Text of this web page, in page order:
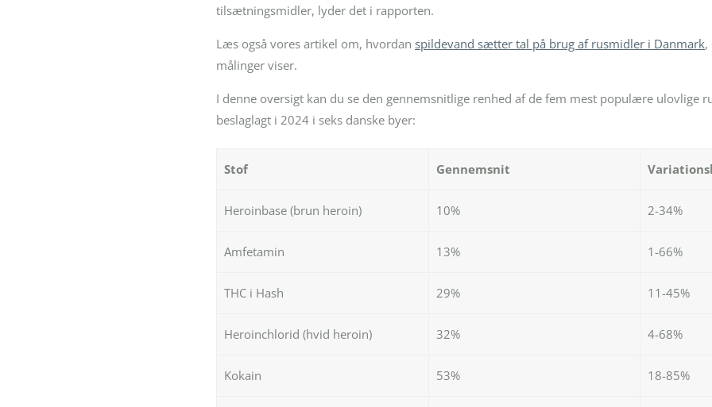
tilsætningsmidler, lyder det i rapporten.
Læs også vores artikel om, hvordan spildevand sætter tal på brug af rusmidler i Danmark,
målinger viser.
I denne oversigt kan du se den gennemsnitlige renhed af de fem mest populære ulovlige
beslaglagt i 2024 i seks danske byer:
Stof Gennemsnit
Heroinbase (brun heroin) 10% 2-34%
Amfetamin 13% 1-66%
THC i Hash 29% 11-45%
Heroinchlorid (hvid heroin) 32% 4-68%
Kokain 53% 18-85%